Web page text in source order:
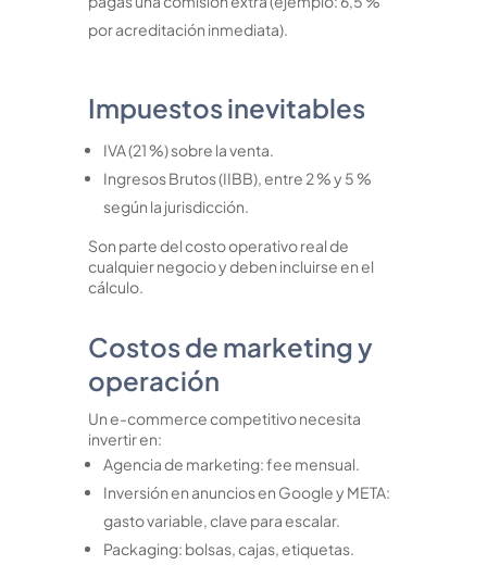
por acreditación inmediata).
Impuestos inevitables
IVA (21 %) sobre la venta.
Ingresos Brutos (IIBB), entre 2 % y 5 %
según la jurisdicción.
Son parte del costo operativo real de
cualquier negocio y deben incluirse en el
cálculo.
Costos de marketing y
operación
Un e-commerce competitivo necesita
invertir en:
Agencia de marketing: fee mensual.
Inversión en anuncios en Google y META:
gasto variable, clave para escalar.
Packaging: bolsas, cajas, etiquetas.